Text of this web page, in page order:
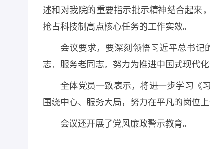
述和对我院的重要指示批示精神结合起来
抢占科技制高点核心任务的工作实效。
会议要求，要深刻领悟习近平总书记
志、服务老同志，努力为推进中国式现代化
全体党员一致表示，将进一步学习《
围绕中心、服务大局，努力在平凡的岗位上
会议还开展了党风廉政警示教育。